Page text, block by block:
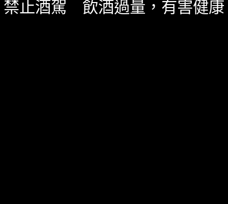
一飲 Facebook
禁止酒駕 飲酒過量，有害健康